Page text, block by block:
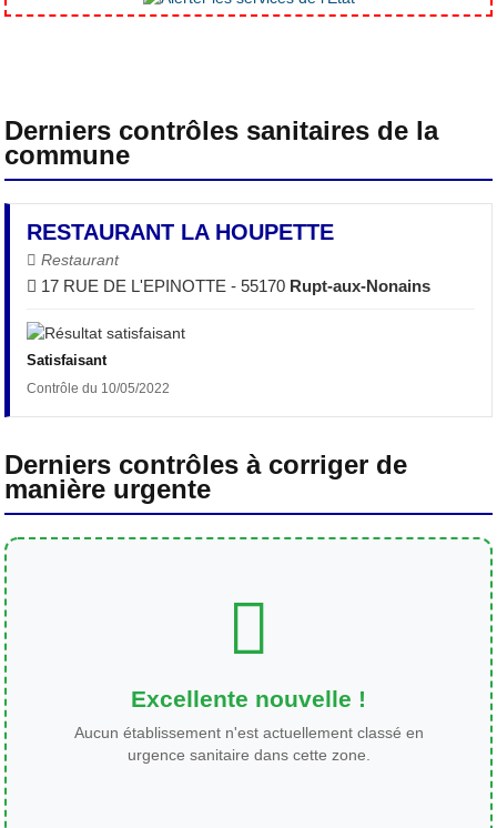
Derniers contrôles sanitaires de la
commune
RESTAURANT LA HOUPETTE
Restaurant
17 RUE DE L'EPINOTTE - 55170 Rupt-aux-Nonains
Satisfaisant
Contrôle du 10/05/2022
Derniers contrôles à corriger de
manière urgente
Excellente nouvelle !
Aucun établissement n'est actuellement classé en
urgence sanitaire dans cette zone.